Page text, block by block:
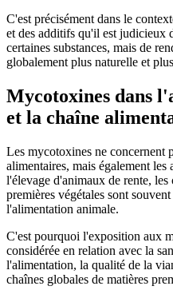
C'est précisément dans le
et des additifs qu'il est judicieux
certaines substances, mais de
globalement plus naturelle et
Mycotoxines dans
et la chaîne
Les mycotoxines ne concernent
alimentaires, mais également
l'élevage d'animaux de rente, les
premières végétales sont
l'alimentation animale.
C'est pourquoi l'exposition aux
considérée en relation avec la
l'alimentation, la qualité de la
chaînes globales de matières